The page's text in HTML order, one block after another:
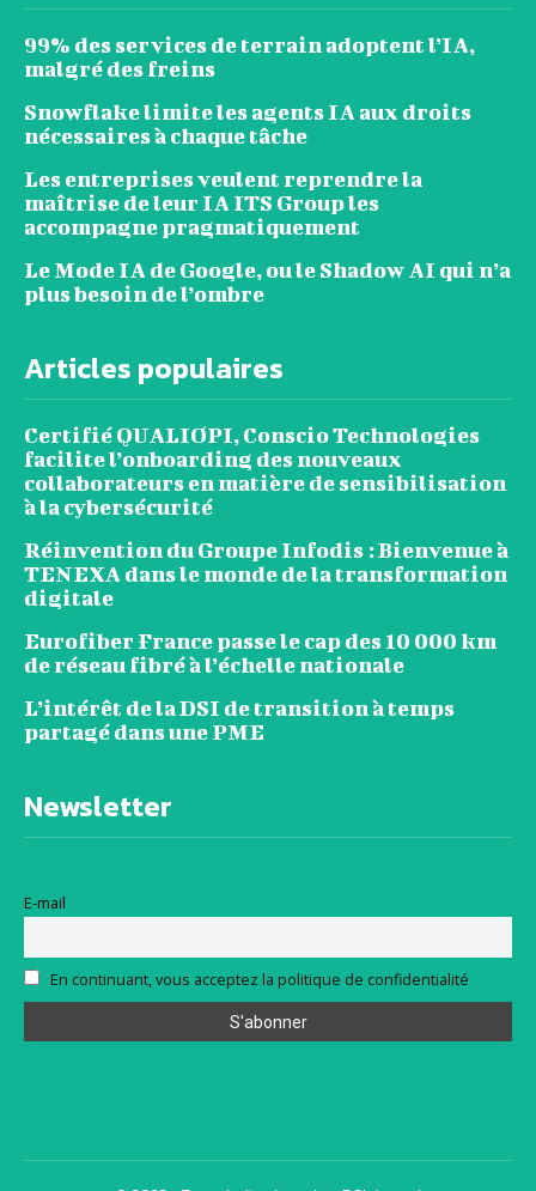
99% des services de terrain adoptent l’IA,
malgré des freins
Snowflake limite les agents IA aux droits
nécessaires à chaque tâche
Les entreprises veulent reprendre la
maîtrise de leur IA ITS Group les
accompagne pragmatiquement
Le Mode IA de Google, ou le Shadow AI qui n’a
plus besoin de l’ombre
Articles populaires
Certifié QUALIOPI, Conscio Technologies
facilite l’onboarding des nouveaux
collaborateurs en matière de sensibilisation
à la cybersécurité
Réinvention du Groupe Infodis : Bienvenue à
TENEXA dans le monde de la transformation
digitale
Eurofiber France passe le cap des 10 000 km
de réseau fibré à l’échelle nationale
L’intérêt de la DSI de transition à temps
partagé dans une PME
Newsletter
E-mail
En continuant, vous acceptez la politique de confidentialité